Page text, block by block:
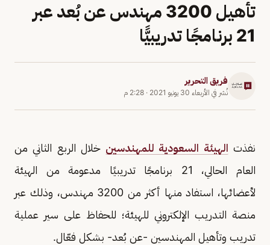
تأهيل 3200 مهندس عن بُعد عبر
21 برنامجًا تدريبيًّا
فريق التحرير
نُشر في الأربعاء 30 يونيو 2021 · 2:28 م
نفذت الهيئة السعودية للمهندسين خلال الربع الثاني من
العام الحالي، 21 برنامجًا تدريبيًا مدعومة من الهيئة
لأعضائها، استفاد منها أكثر من 3200 مهندس، وذلك عبر
منصة التدريب الإلكتروني للهيئة؛ للحفاظ على سير عملية
تدريب وتأهيل المهندسين -عن بُعد- بشكل فعّال.